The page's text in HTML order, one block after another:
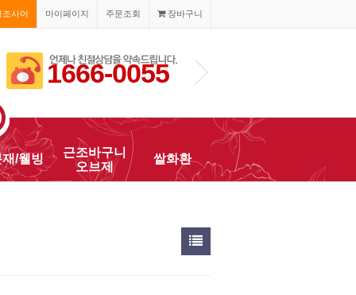
장바구니
주문조회
마이페이지
조사어
1666-0055
/웰빙
근조바구니
오브제
쌀화환